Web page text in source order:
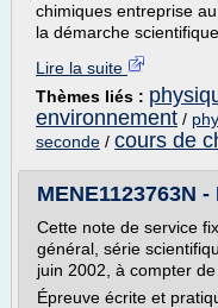
chimiques entreprise
la démarche
Lire la suite
Thèmes liés :
environnement /
seconde / cours de
MENE1123763N
Cette note de service
général, série
juin 2002, à compter
Épreuve écrite et